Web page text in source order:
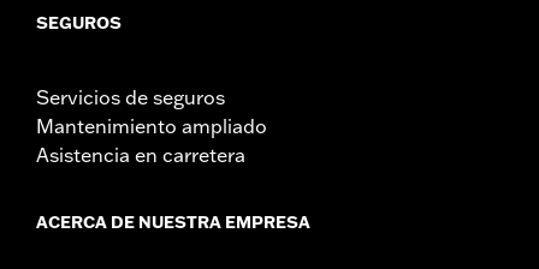
SEGUROS
Servicios de seguros
Mantenimiento ampliado
Asistencia en carretera
ACERCA DE NUESTRA EMPRESA